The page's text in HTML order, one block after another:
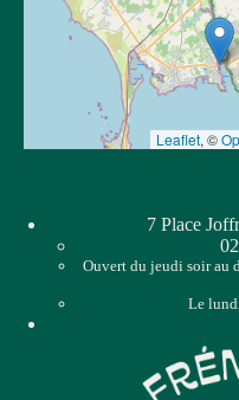
Leaflet, ©
7 Place
Ouvert du jeudi soir au
Le